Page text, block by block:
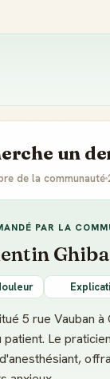
un BON dentiste
un
de la communauté
PAR LA
5 rue Vauban
Le